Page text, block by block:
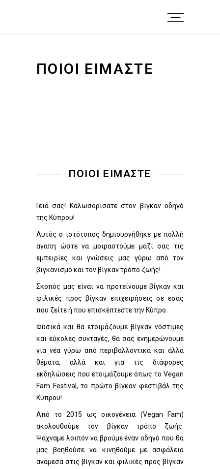
ΠΟΙΟΙ ΕΙΜΑΣΤΕ
ΠΟΙΟΙ ΕΙΜΑΣΤΕ
Γειά σας! Καλωσορίσατε στον βίγκαν οδηγό
της Κύπρου!
Αυτός ο ιστότοπος δημιουργήθηκε με πολλή
αγάπη ώστε να μοιραστούμε μαζί σας τις
εμπειρίες και γνώσεις μας γύρω από τον
βιγκανισμό και τον βίγκαν τρόπο ζωής!
Σκοπός μας είναι να προτείνουμε βίγκαν και
φιλικές προς βίγκαν επιχειρήσεις σε εσάς
που ζείτε ή που επισκέπτεστε την Κύπρο.
Φυσικά και θα ετοιμάζουμε βίγκαν νόστιμες
και εύκολες συνταγές, θα σας ενημερώνουμε
για νέα γύρω από περιβαλλοντικά και άλλα
θέματα, αλλά και για τις διάφορες
εκδηλώσεις που ετοιμάζουμε όπως το Vegan
Fam Festival, το πρώτο βίγκαν φεστιβάλ της
Κύπρου!
Από το 2015 ως οικογένεια (Vegan Fam)
ακολουθούμε τον βίγκαν τρόπο ζωής.
Ψάχναμε λοιπόν να βρούμε έναν οδηγό που θα
μας βοηθούσε να κινηθούμε με ασφάλεια
ανάμεσα στις βίγκαν και φιλικές προς βίγκαν